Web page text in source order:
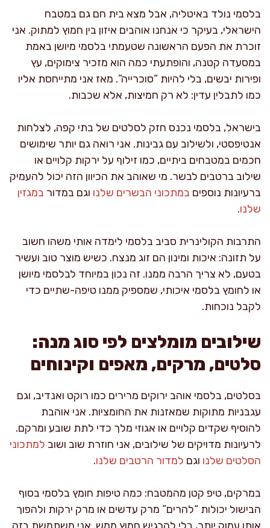
בלסמי נולד באיטליה, אבל מצא בית חם גם במטבח
הישראלי, בעיקר כי אנחנו אוהבים איזון בין חמוץ למתוק. אני
זוכרת את הפעם הראשונה שטעמתי בלסמי מיושן באמת
במסעדה קטנה, והופתעתי כמה הוא מזכיר צימוקים, עץ
ופירות יבשים, בלי להיות “סוכרייה”. מאז אני מתייחסת אליו
כמו לתבלין עדין: לא רק חמיצות, אלא שכבות.
בישראל, בלסמי נכנס חזק לסלטים של בתי קפה, לצלחות
אנטיפסטי, ולשילוב עם גבינות. אני רואה גם יותר שימושים
חכמים במטבחים ביתיים, כמו זילוף על ירקות קלויים או
שילוב ברטבים לבשר. מי שאוהב את הכיוון הזה יכול להעמיק
ברעיונות נוספים במתכוני הבשרים שלנו וגם במדור במגזין
שלנו.
התרבות הקולינרית סביב בלסמי לימדה אותי משהו חשוב
על תזונה: איכות ומינון הם זוג מנצח. כשיש מוצר טוב ועשיר
בטעם, לא צריך הרבה ממנו. זה נכון במיוחד לבלסמי מיושן
או לחומץ בלסמי איכותי, שמספיק ממנו טיפה-שתיים כדי
לקבל נוכחות.
שילובים מומלצים לפי סוג מנה:
סלטים, מרקים, מאפים וקינוחים
בסלטים, בלסמי אוהב ירוקים מרירים כמו רוקט ואנדיב, וגם
עגבניות מתוקות שמאזנות את החומציות. אני אוהבת
להוסיף שקדים קלויים או אגוזי מלך כדי לתת שובע ומרקם.
לרעיונות מדויקים של שילובים, אני חוזרת שוב ושוב למתכוני
הסלטים שלנו וגם למדור הרטבים שלנו.
במרקים, טיפ קטן מהמטבח: כמה טיפות חומץ בלסמי בסוף
הבישול יכולות “להרים” מרק עדשים או מרק ירקות ולהפוך